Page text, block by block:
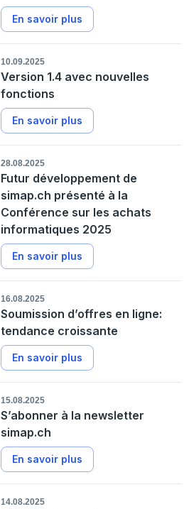
En savoir plus
10.09.2025
Version 1.4 avec nouvelles
fonctions
En savoir plus
28.08.2025
Futur développement de
simap.ch présenté à la
Conférence sur les achats
informatiques 2025
En savoir plus
16.08.2025
Soumission d’offres en ligne:
tendance croissante
En savoir plus
15.08.2025
S’abonner à la newsletter
simap.ch
En savoir plus
14.08.2025